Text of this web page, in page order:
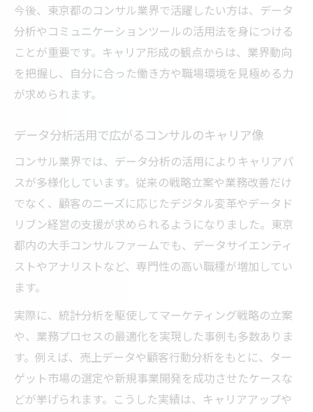
る訳
キャリアアップに必要なスキルとコンサル
の関係
統計分析を活かす転職対策の着眼点
今後、東京都のコンサル業界で活躍したい方は、データ
分析やコミュニケーションツールの活用法を身につける
ことが重要です。キャリア形成の観点からは、業界動向
を把握し、自分に合った働き方や職場環境を見極める力
が求められます。
データ分析活用で広がるコンサルのキャリア像
コンサル業界では、データ分析の活用によりキャリアパ
スが多様化しています。従来の戦略立案や業務改善だけ
でなく、顧客のニーズに応じたデジタル変革やデータド
リブン経営の支援が求められるようになりました。東京
都内の大手コンサルファームでも、データサイエンティ
ストやアナリストなど、専門性の高い職種が増加してい
ます。
実際に、統計分析を駆使してマーケティング戦略の立案
や、業務プロセスの最適化を実現した事例も多数ありま
す。例えば、売上データや顧客行動分析をもとに、ター
ゲット市場の選定や新規事業開発を成功させたケースな
どが挙げられます。こうした実績は、キャリアアップや